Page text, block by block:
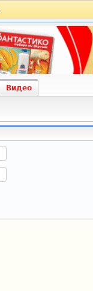
Видео